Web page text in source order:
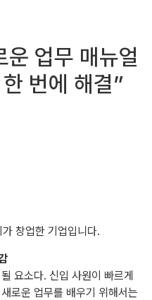
업무 매뉴얼
번에 해결”
창업한 기업입니다.
요소다. 신입 사원이 빠르게
로운 업무를 배우기 위해서는